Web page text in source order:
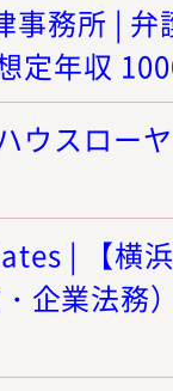
務所 | 弁
定年収
ウスロー
| 【横
企業法務